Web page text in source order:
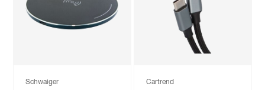
Schwaiger Cartrend